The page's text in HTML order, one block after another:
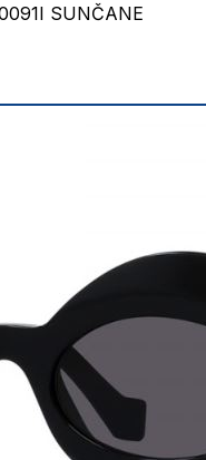
SUNČANE